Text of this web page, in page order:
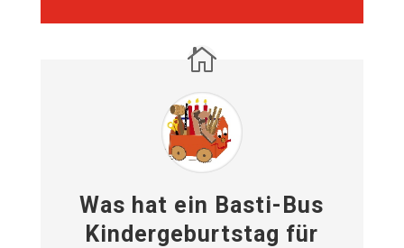
Was hat ein Basti-Bus
Kindergeburtstag für